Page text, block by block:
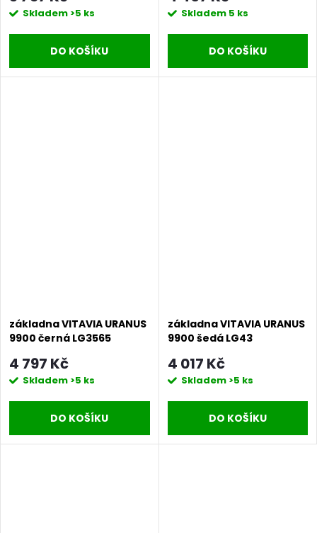
Skladem >5 ks
DO KOŠÍKU
Skladem 5 ks
DO KOŠÍKU
základna VITAVIA URANUS
9900 černá LG3565
4 797 Kč
Skladem >5 ks
DO KOŠÍKU
základna VITAVIA URANUS
9900 šedá LG43
4 017 Kč
Skladem >5 ks
DO KOŠÍKU